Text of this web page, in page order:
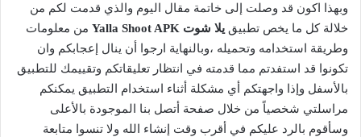
وبهذا اكون قد وصلت إلى خاتمة مقال اليوم والذي قدمت لكم من
خلالة كل ما يخص تطبيق يلا شوت Yalla Shoot APK
من معلومات
وطريقة استخدامه وتحميله ،وبالنهاية ارجوا أن ينال إعجابكم وان
تكونوا قد استفدتم مما قدمته في انتظار تعليقاتكم وتقييمك للتطبيق
بالأسفل وإذا واجهتكم أي مشكلة أثناء استخدام التطبيق يمكنكم
مراسلتي شخصياً من خلال صفحة أتصل بنا الموجودة بالأعلى
وسأقوم بالرد عليكم في أقرب وقت إنشاء الله ولا تنسوا متابعة